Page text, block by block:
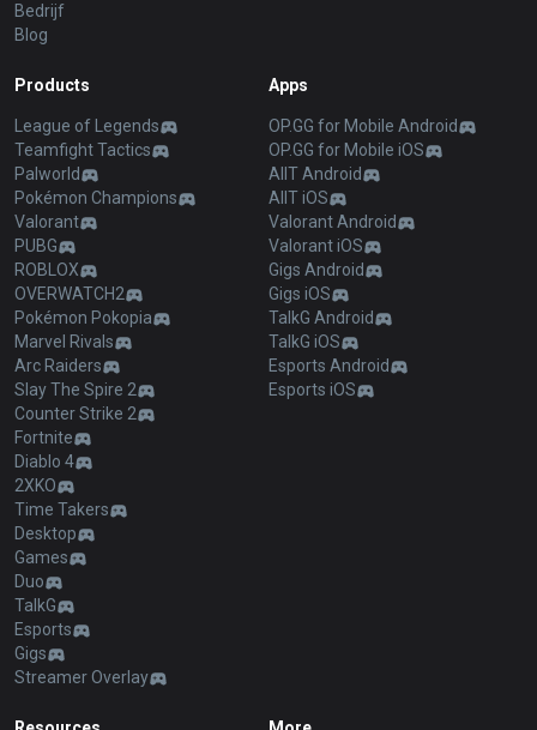
Bedrijf
Blog
Products
League of Legends
Teamfight Tactics
Palworld
Pokémon Champions
Valorant
PUBG
ROBLOX
OVERWATCH2
Pokémon Pokopia
Marvel Rivals
Arc Raiders
Slay The Spire 2
Counter Strike 2
Fortnite
Diablo 4
2XKO
Time Takers
Desktop
Games
Duo
TalkG
Esports
Gigs
Streamer Overlay
Apps
OP.GG for Mobile Android
OP.GG for Mobile iOS
AllT Android
AllT iOS
Valorant Android
Valorant iOS
Gigs Android
Gigs iOS
TalkG Android
TalkG iOS
Esports Android
Esports iOS